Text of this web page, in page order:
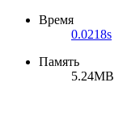
Время
0.0218s
Память
5.24MB